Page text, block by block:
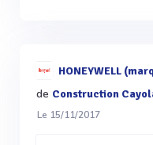
HONEYWELL
de Construction
Le 15/11/2017